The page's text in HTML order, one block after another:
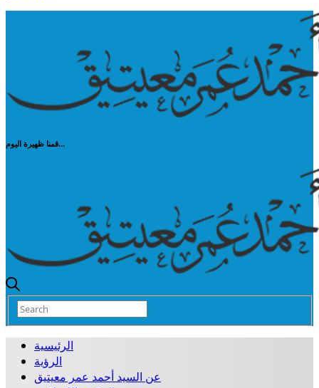
قمنا ظهيرة اليوم...
الرئيسية
الرؤية
عن السيد أحمد عمر معيتيق